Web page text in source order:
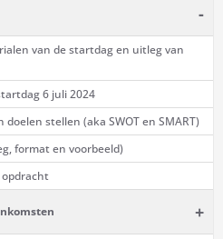
-
van de startdag en uitleg van
6 juli 2024
stellen (aka SWOT en SMART)
format en voorbeeld)
+